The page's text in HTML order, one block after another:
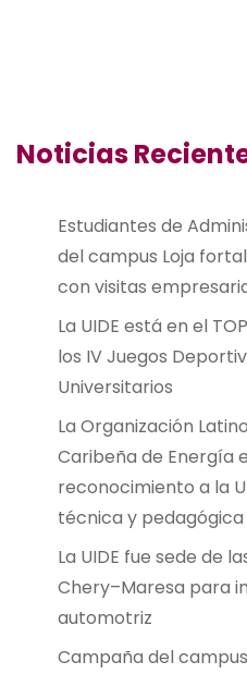
Noticias
Estudiantes de
del campus Loja
con visitas
La UIDE está en el
los IV Juegos
Universitarios
La Organización
Caribeña de Energía
reconocimiento a la
técnica y
La UIDE fue sede de
Chery–Maresa para
automotriz
Campaña del